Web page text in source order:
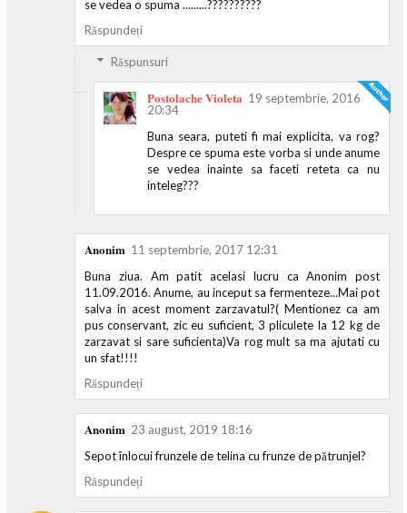
se vedea o spuma .........??????????
Răspundeți
Răspunsuri
Postolache Violeta 19 septembrie, 2016
20:34
Buna seara, puteti fi mai explicita, va rog?
Despre ce spuma este vorba si unde anume
se vedea inainte sa faceti reteta ca nu
inteleg???
Anonim 11 septembrie, 2017 12:31
Buna ziua. Am patit acelasi lucru ca Anonim post
11.09.2016. Anume, au inceput sa fermenteze...Mai pot
salva in acest moment zarzavatul?( Mentionez ca am
pus conservant, zic eu suficient, 3 pliculete la 12 kg de
zarzavat si sare suficienta)Va rog mult sa ma ajutati cu
un sfat!!!!
Răspundeți
Anonim 23 august, 2019 18:16
Sepot înlocui frunzele de telina cu frunze de pătrunjel?
Răspundeți